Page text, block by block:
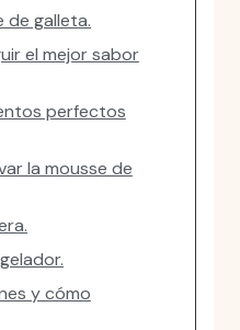
de galleta.
el mejor sabor
perfectos
la mousse de
y cómo